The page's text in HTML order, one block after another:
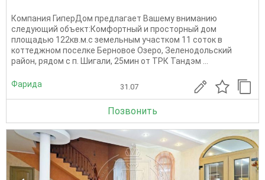
Компания ГиперДом предлагает Вашему вниманию
следующий объект:Комфортный и просторный дом
площадью 122кв.м.с земельным участком 11 соток в
коттеджном поселке Берновое Озеро, Зеленодольский
район, рядом с п. Шигали, 25мин от ТРК Тандэм ...
Фарида 31.07
Позвонить